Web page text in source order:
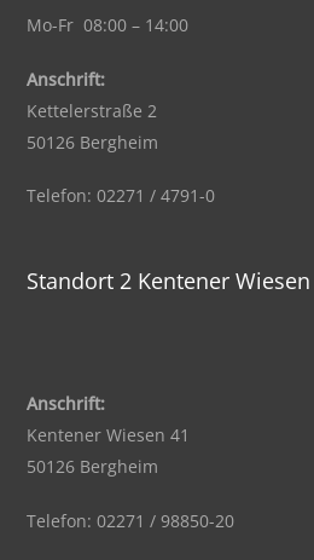
Mo-Fr 08:00 – 14:00
Anschrift:
Kettelerstraße 2
50126 Bergheim
Telefon: 02271 / 4791-0
Standort 2 Kentener Wiesen
Anschrift:
Kentener Wiesen 41
50126 Bergheim
Telefon: 02271 / 98850-20